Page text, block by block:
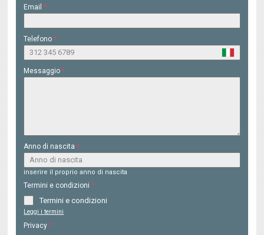
Email*
Telefono*
Messaggio*
Anno di nascita*
inserire il proprio anno di nascita
Termini e condizioni*
Termini e condizioni
Leggi i termini
Privacy*